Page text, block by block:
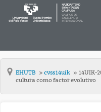
EHUTB cvss14uik
14UIK-
cultura como factor evolutivo